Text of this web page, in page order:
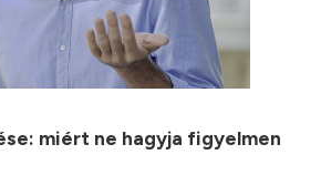
miért ne hagyja figyelmen